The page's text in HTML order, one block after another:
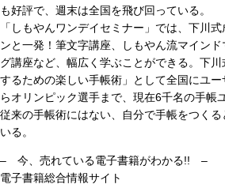
も好評で、週末は全国を飛び回っている。
「しもやんワンデイセミナー」では、下川
ンと一発！筆文字講座、しもやん流マイン
グ講座など、幅広く学ぶことができる。下
するための楽しい手帳術」として全国にユ
らオリンピック選手まで、現在6千名の手帳
従来の手帳術にはない、自分で手帳をつく
いる。
– 今、売れている電子書籍がわかる!! –
電子書籍総合情報サイト